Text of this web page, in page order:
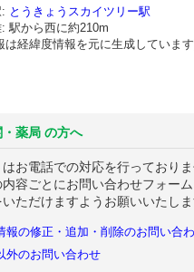
とうきょうスカイツリー駅
駅から西に約210m
は経緯度情報を元に生成していま
・薬局 の方へ
お電話での対応を行っておりま
内容ごとにお問い合わせフォー
ただけますようお願いいたしま
報の修正・追加・削除のお問い合
外のお問い合わせ